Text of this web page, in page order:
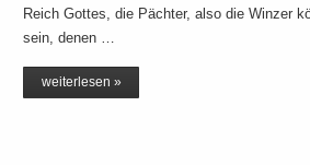
Reich Gottes, die Pächter, also die Winzer
sein, denen …
weiterlesen »